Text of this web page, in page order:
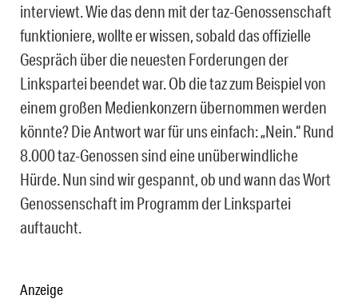
interviewt. Wie das denn mit der taz-Genossenschaft
funktioniere, wollte er wissen, sobald das offizielle
Gespräch über die neuesten Forderungen der
Linkspartei beendet war. Ob die taz zum Beispiel von
einem großen Medienkonzern übernommen werden
könnte? Die Antwort war für uns einfach: „Nein.“ Rund
8.000 taz-Genossen sind eine unüberwindliche
Hürde. Nun sind wir gespannt, ob und wann das Wort
Genossenschaft im Programm der Linkspartei
auftaucht.
Anzeige